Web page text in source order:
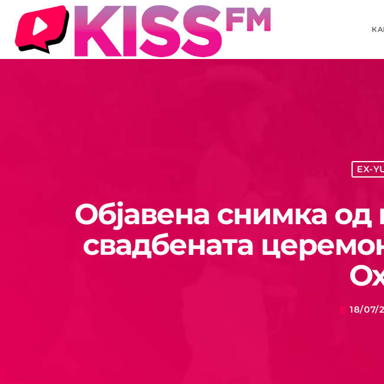
EX-
Објавена снимка
свадбената
today 18/07/